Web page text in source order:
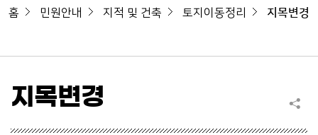
홈 민원안내 지적 및 건축 토지이동정리 지목변경
지목변경